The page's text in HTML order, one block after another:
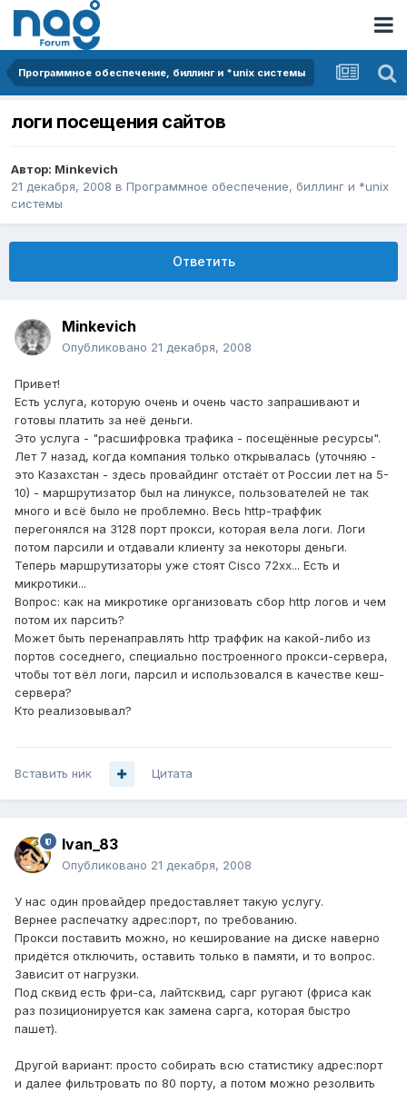
Программное обеспечение, биллинг и *unix системы
логи посещения сайтов
Автор: Minkevich
21 декабря, 2008 в Программное обеспечение, биллинг и *unix
системы
Ответить
Minkevich
Опубликовано 21 декабря, 2008
Привет!
Есть услуга, которую очень и очень часто запрашивают и
готовы платить за неё деньги.
Это услуга - "расшифровка трафика - посещённые ресурсы".
Лет 7 назад, когда компания только открывалась (уточняю -
это Казахстан - здесь провайдинг отстаёт от России лет на 5-
10) - маршрутизатор был на линуксе, пользователей не так
много и всё было не проблемно. Весь http-траффик
перегонялся на 3128 порт прокси, которая вела логи. Логи
потом парсили и отдавали клиенту за некоторы деньги.
Теперь маршрутизаторы уже стоят Cisco 72хх... Есть и
микротики...
Вопрос: как на микротике организовать сбор http логов и чем
потом их парсить?
Может быть перенаправлять http траффик на какой-либо из
портов соседнего, специально построенного прокси-сервера,
чтобы тот вёл логи, парсил и использовался в качестве кеш-
сервера?
Кто реализовывал?
Вставить ник Цитата
Ivan_83
Опубликовано 21 декабря, 2008
У нас один провайдер предоставляет такую услугу.
Вернее распечатку адрес:порт, по требованию.
Прокси поставить можно, но кеширование на диске наверно
придётся отключить, оставить только в памяти, и то вопрос.
Зависит от нагрузки.
Под сквид есть фри-са, лайтсквид, сарг ругают (фриса как
раз позиционируется как замена сарга, которая быстро
пашет).
Другой вариант: просто собирать всю статистику адрес:порт
и далее фильтровать по 80 порту, а потом можно резолвить